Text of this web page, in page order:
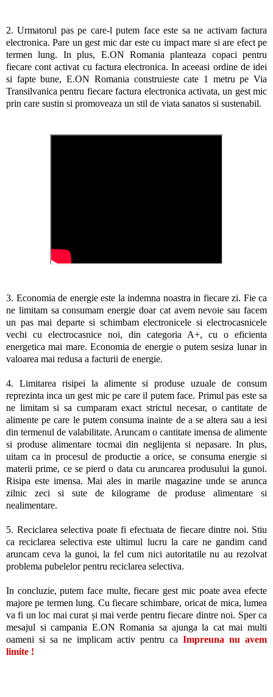
2. Urmatorul pas pe care-l putem face este sa ne activam factura
electronica. Pare un gest mic dar este cu impact mare si are efect pe
termen lung. In plus, E.ON Romania planteaza copaci pentru
fiecare cont activat cu factura electronica. In aceeasi ordine de idei
si fapte bune, E.ON Romania construieste cate 1 metru pe Via
Transilvanica pentru fiecare factura electronica activata, un gest mic
prin care sustin si promoveaza un stil de viata sanatos si sustenabil.
3. Economia de energie este la indemna noastra in fiecare zi. Fie ca
ne limitam sa consumam energie doar cat avem nevoie sau facem
un pas mai departe si schimbam electronicele si electrocasnicele
vechi cu electrocasnice noi, din categoria A+, cu o eficienta
energetica mai mare. Economia de energie o putem sesiza lunar in
valoarea mai redusa a facturii de energie.
4. Limitarea risipei la alimente si produse uzuale de consum
reprezinta inca un gest mic pe care il putem face. Primul pas este sa
ne limitam si sa cumparam exact strictul necesar, o cantitate de
alimente pe care le putem consuma inainte de a se altera sau a iesi
din termenul de valabilitate. Aruncam o cantitate imensa de alimente
si produse alimentare tocmai din neglijenta si nepasare. In plus,
uitam ca in procesul de productie a orice, se consuma energie si
materii prime, ce se pierd o data cu aruncarea produsului la gunoi.
Risipa este imensa. Mai ales in marile magazine unde se arunca
zilnic zeci si sute de kilograme de produse alimentare si
nealimentare.
5. Reciclarea selectiva poate fi efectuata de fiecare dintre noi. Stiu
ca reciclarea selectiva este ultimul lucru la care ne gandim cand
aruncam ceva la gunoi, la fel cum nici autoritatile nu au rezolvat
problema pubelelor pentru reciclarea selectiva.
In concluzie, putem face multe, fiecare gest mic poate avea efecte
majore pe termen lung. Cu fiecare schimbare, oricat de mica, lumea
va fi un loc mai curat și mai verde pentru fiecare dintre noi. Sper ca
mesajul si campania E.ON Romania sa ajunga la cat mai multi
oameni si sa ne implicam activ pentru ca Impreuna nu avem
limite !